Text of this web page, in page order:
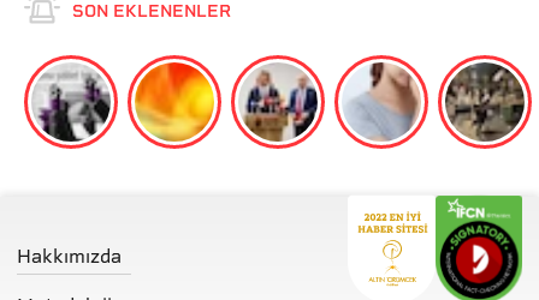
SON EKLENENLER
Hakkımızda